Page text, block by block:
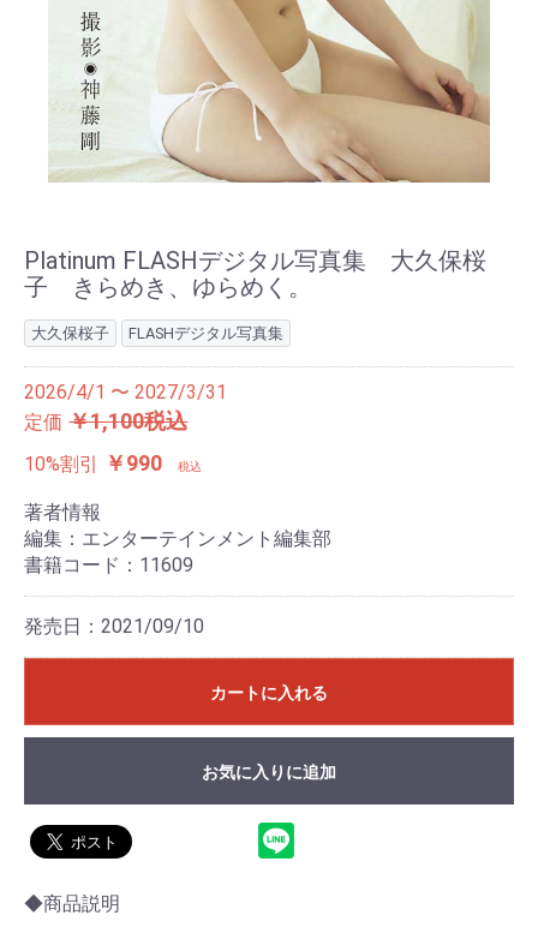
Platinum FLASHデジタル写真集 大久保桜
子 きらめき、ゆらめく。
大久保桜子 FLASHデジタル写真集
2026/4/1 〜 2027/3/31
定価 ￥1,100税込
10%割引 ￥990 税込
著者情報
編集：エンターテインメント編集部
書籍コード：11609
発売日：2021/09/10
カートに入れる
お気に入りに追加
◆商品説明